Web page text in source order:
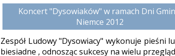
Koncert "Dysowiaków" w ramach Dni
Niemce 2012
Zespół Ludowy "Dysowiacy" wykonuje pieśni
biesiadne , odnosząc sukcesy na wielu